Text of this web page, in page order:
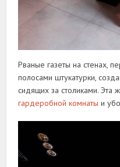
Рваные газеты на стенах,
полосами штукатурки,
сидящих за столиками. Эта
гардеробной комнаты и